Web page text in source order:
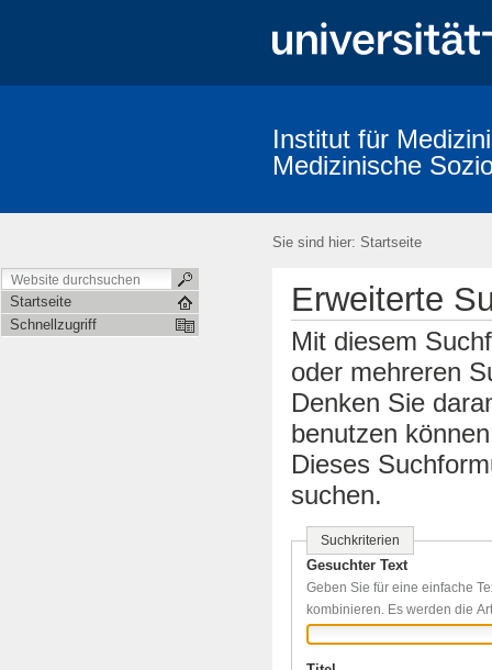
Institut für
Medizinische
Sie sind hier: Startseite
Startseite
Schnellzugriff
Erweiterte
Mit diesem
oder mehreren
Denken Sie
benutzen
Dieses
suchen.
Suchkriterien
Gesuchter Text
Geben Sie für eine einfache
kombinieren. Es werden die